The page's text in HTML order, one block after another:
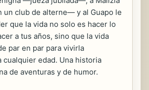
club de alterne— y al Guapo le
que la vida no solo es hacer lo
a tus años, sino que la vida
par en par para vivirla
cualquier edad. Una historia
de aventuras y de humor.